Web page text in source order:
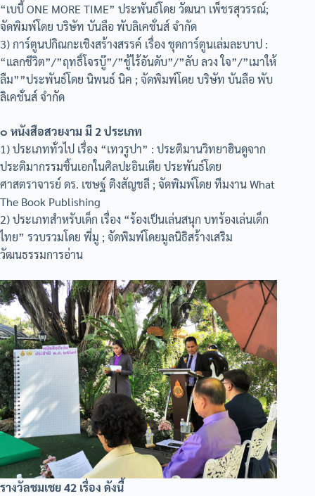
“เบบี้ ONE MORE TIME” ประพันธ์โดย วัฒนา เพ็ชรสุวรรณ์;
จัดพิมพ์โดย บริษัท บันลือ พับลิเคชั่นส์ จำกัด
3) การ์ตูนปกิณกะเชิงสร้างสรรค์ เรื่อง ชุดการ์ตูนเล่มละบาป :
“แลกชีวิต”/”ฤทธิ์โจรบู๊”/”ชู้ไร้อันดับ”/”ลับ ลวง ใจ”/”เมาให้
ลืม””ประพันธ์โดย นิพนธ์ นิค ; จัดพิมพ์โดย บริษัท บันลือ พับ
ลิเคชั่นส์ จำกัด
๐ หนังสือสวยงาม มี 2 ประเภท
1) ประเภททั่วไป เรื่อง “เทวรูปา” : ประติมานวิทยาฮินดูจาก
ประติมากรรมชิ้นเอกในศิลปะอินเดีย ประพันธ์โดย
ศาสตราจารย์ ดร. เชษฐ์ ติงสัญชลี ; จัดพิมพ์โดย ทีมงาน What
The Book Publishing
2) ประเภทสำหรับเด็ก เรื่อง “ร้องเป็นเล่นสนุก บทร้องเล่นเด็ก
ไทย” รวบรวมโดย พี่มู ; จัดพิมพ์โดยมูลนิธิสร้างเสริม
วัฒนธรรมการอ่าน
รางวัลชมเชย 42 เรื่อง ดังนี้